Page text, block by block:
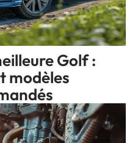
Golf :
modèles